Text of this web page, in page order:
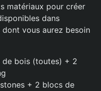
matériaux pour créer
dans
vous aurez besoin
de bois (toutes) + 2
+ 2 blocs de